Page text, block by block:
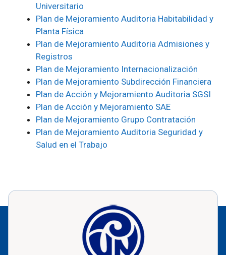
Universitario
Plan de Mejoramiento Auditoria Habitabilidad y
Planta Física
Plan de Mejoramiento Auditoria Admisiones y
Registros
Plan de Mejoramiento Internacionalización
Plan de Mejoramiento Subdirección Financiera
Plan de Acción y Mejoramiento Auditoria SGSI
Plan de Acción y Mejoramiento SAE
Plan de Mejoramiento Grupo Contratación
Plan de Mejoramiento Auditoria Seguridad y
Salud en el Trabajo